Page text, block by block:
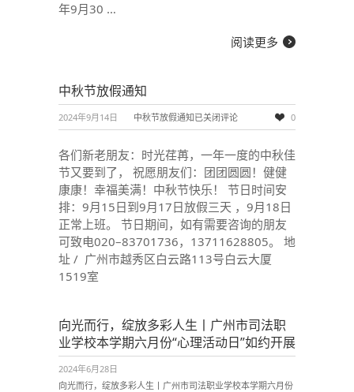
年9月30 …
阅读更多
中秋节放假通知
2024年9月14日 中秋节放假通知已关闭评论 0
各们新老朋友：时光荏苒，一年一度的中秋佳
节又要到了， 祝愿朋友们：团团圆圆！健健
康康！幸福美满！中秋节快乐！ 节日时间安
排：9月15日到9月17日放假三天 ，9月18日
正常上班。 节日期间，如有需要咨询的朋友
可致电020–83701736，13711628805。 地
址 / 广州市越秀区白云路113号白云大厦
1519室
向光而行，绽放多彩人生丨广州市司法职
业学校本学期六月份“心理活动日”如约开展
2024年6月28日
向光而行，绽放多彩人生丨广州市司法职业学校本学期六月份